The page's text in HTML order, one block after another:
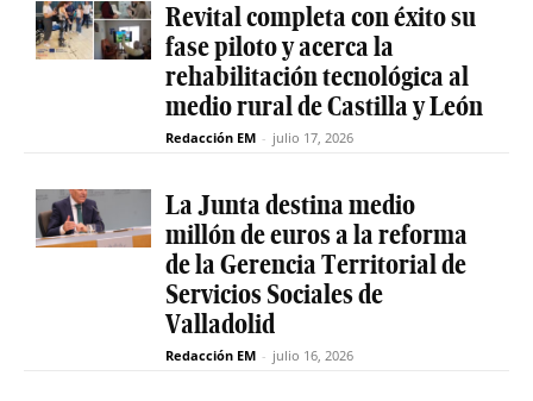
Revital completa con éxito su
fase piloto y acerca la
rehabilitación tecnológica al
medio rural de Castilla y León
Redacción EM - julio 17, 2026
La Junta destina medio
millón de euros a la reforma
de la Gerencia Territorial de
Servicios Sociales de
Valladolid
Redacción EM - julio 16, 2026